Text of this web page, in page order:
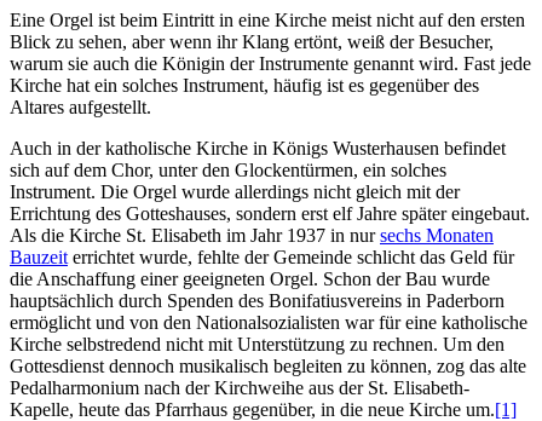
Eine Orgel ist beim Eintritt in eine Kirche meist nicht auf den ersten
Blick zu sehen, aber wenn ihr Klang ertönt, weiß der Besucher,
warum sie auch die Königin der Instrumente genannt wird. Fast jede
Kirche hat ein solches Instrument, häufig ist es gegenüber des
Altares aufgestellt.
Auch in der katholische Kirche in Königs Wusterhausen befindet
sich auf dem Chor, unter den Glockentürmen, ein solches
Instrument. Die Orgel wurde allerdings nicht gleich mit der
Errichtung des Gotteshauses, sondern erst elf Jahre später eingebaut.
Als die Kirche St. Elisabeth im Jahr 1937 in nursechs Monaten
Bauzeit errichtet wurde, fehlte der Gemeinde schlicht das Geld für
die Anschaffung einer geeigneten Orgel. Schon der Bau wurde
hauptsächlich durch Spenden des Bonifatiusvereins in Paderborn
ermöglicht und von den Nationalsozialisten war für eine katholische
Kirche selbstredend nicht mit Unterstützung zu rechnen. Um den
Gottesdienst dennoch musikalisch begleiten zu können, zog das alte
Pedalharmonium nach der Kirchweihe aus der St. Elisabeth-
Kapelle, heute das Pfarrhaus gegenüber, in die neue Kirche um.[1]